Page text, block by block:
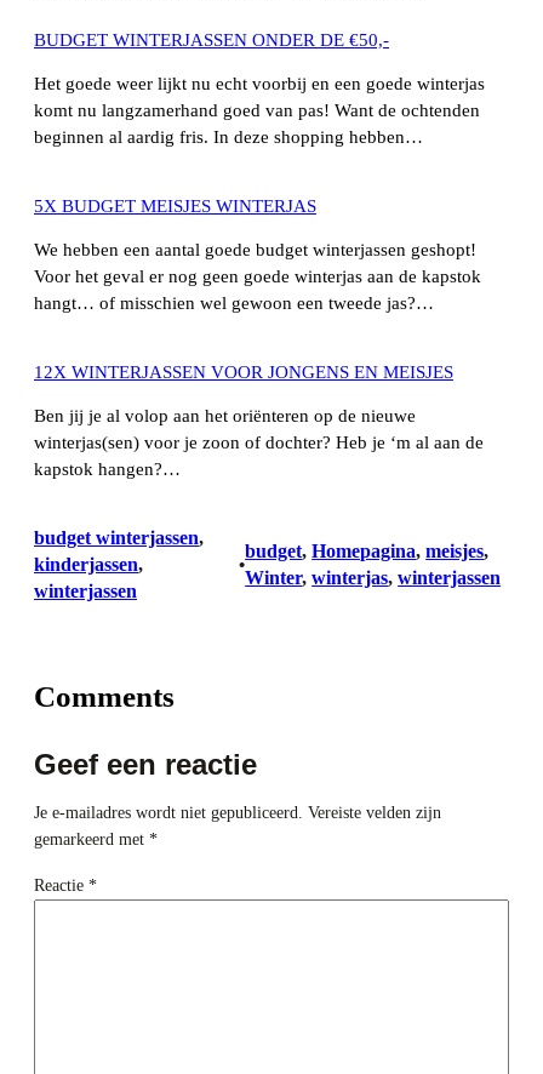
BUDGET WINTERJASSEN ONDER DE €50,-
Het goede weer lijkt nu echt voorbij en een goede winterjas
komt nu langzamerhand goed van pas! Want de ochtenden
beginnen al aardig fris. In deze shopping hebben…
5X BUDGET MEISJES WINTERJAS
We hebben een aantal goede budget winterjassen geshopt!
Voor het geval er nog geen goede winterjas aan de kapstok
hangt… of misschien wel gewoon een tweede jas?…
12X WINTERJASSEN VOOR JONGENS EN MEISJES
Ben jij je al volop aan het oriënteren op de nieuwe
winterjas(sen) voor je zoon of dochter? Heb je ‘m al aan de
kapstok hangen?…
budget winterjassen
kinderjassen
winterjassen
•
budget, Homepagina, meisjes
Winter, winterjas, winterjassen
Comments
Geef een reactie
Je e-mailadres wordt niet gepubliceerd. Vereiste velden zijn
gemarkeerd met *
Reactie *